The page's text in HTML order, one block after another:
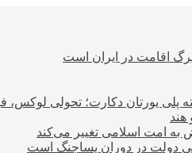
اقامت در ایران است
پلی یورتان دکارت؛ تحولی
هند
به امت اسلامی تغییر می‌کند
دولت در دوران پساجنگ است